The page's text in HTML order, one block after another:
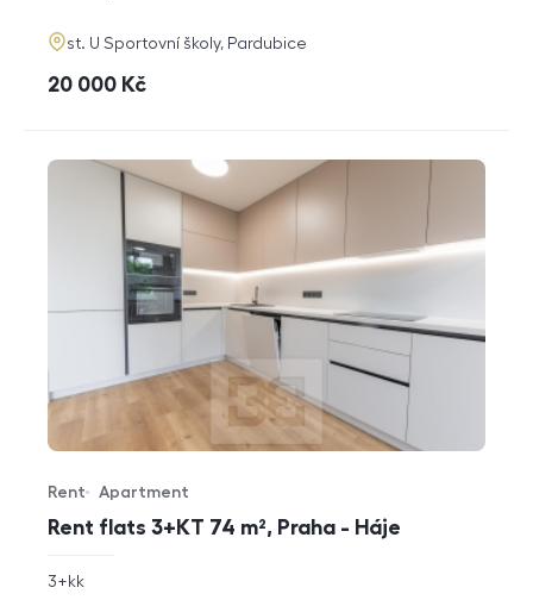
adresa
st. U Sportovní školy, Pardubice
cena
20 000 Kč
Rent flats 3+KT 74 m², Praha - Háje
Offer type
Rent
Property type
Apartment
rozměry
3+kk